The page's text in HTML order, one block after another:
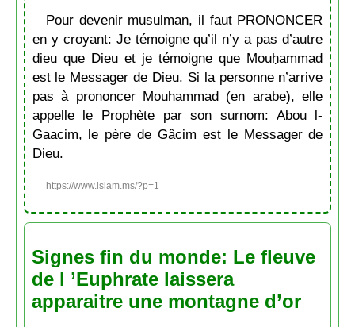
Pour devenir musulman, il faut PRONONCER
en y croyant: Je témoigne qu’il n’y a pas d’autre
dieu que Dieu et je témoigne que Mouḥammad
est le Messager de Dieu. Si la personne n’arrive
pas à prononcer Mouḥammad (en arabe), elle
appelle le Prophète par son surnom: Abou l-
Gaacim, le père de Gâcim est le Messager de
Dieu.
https://www.islam.ms/?p=1
Signes fin du monde: Le fleuve
de l ’Euphrate laissera
apparaitre une montagne d’or